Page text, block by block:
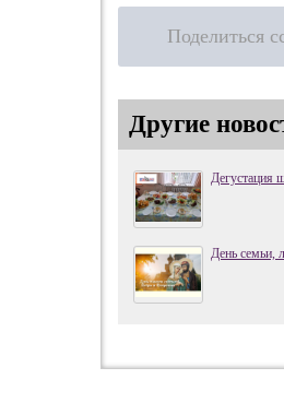
Поделиться
Другие
Дегустация
День семьи,